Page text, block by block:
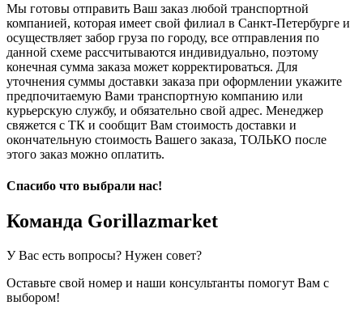
Мы готовы отправить Ваш заказ любой транспортной
компанией, которая имеет свой филиал в Санкт-Петербурге и
осуществляет забор груза по городу, все отправления по
данной схеме рассчитываются индивидуально, поэтому
конечная сумма заказа может корректироваться. Для
уточнения суммы доставки заказа при оформлении укажите
предпочитаемую Вами транспортную компанию или
курьерскую службу, и обязательно свой адрес. Менеджер
свяжется с ТК и сообщит Вам стоимость доставки и
окончательную стоимость Вашего заказа, ТОЛЬКО после
этого заказ можно оплатить.
Спасибо что выбрали нас!
Команда Gorillazmarket
У Вас есть вопросы? Нужен совет?
Оставьте свой номер и наши консультанты помогут Вам с
выбором!